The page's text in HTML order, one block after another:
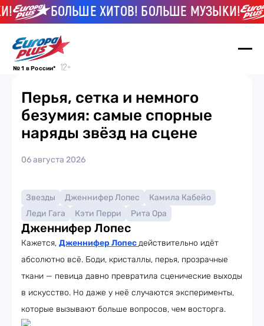
БОЛЬШЕ ХИТОВ! БОЛЬШЕ МУЗЫКИ!
№ 1 в России*
Перья, сетка и немного
безумия: самые спорные
наряды звёзд на сцене
06 августа 2026
Звезды Дженнифер Лопес
Камила Кабейо
Леди Гага
Кэти Перри Рита Ора
Дженнифер Лопес
Кажется, Дженнифер Лопесдействительно идёт
абсолютно всё. Боди, кристаллы, перья, прозрачные
ткани — певица давно превратила сценические выходы
в искусство. Но даже у неё случаются эксперименты,
которые вызывают больше вопросов, чем восторга.